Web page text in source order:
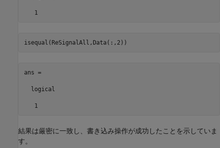
   1
ans =
  logical
   1
結果は厳密に一致し、書き込み操作が成功したことを示していま
す。